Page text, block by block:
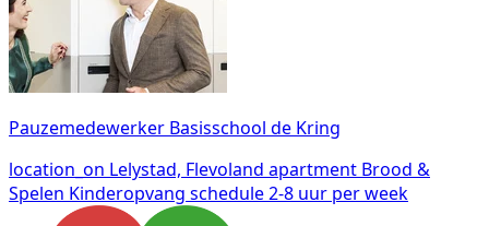
Pauzemedewerker Basisschool de Kring
location_on Lelystad, Flevoland apartment Brood &
Spelen Kinderopvang schedule2-8 uur per week